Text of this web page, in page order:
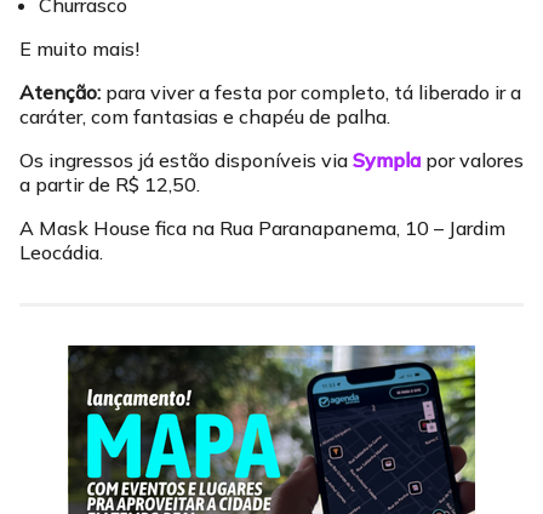
Churrasco
E muito mais!
Atenção: para viver a festa por completo, tá liberado ir a
caráter, com fantasias e chapéu de palha.
Os ingressos já estão disponíveis via Sympla por valores
a partir de R$ 12,50.
A Mask House fica na Rua Paranapanema, 10 – Jardim
Leocádia.